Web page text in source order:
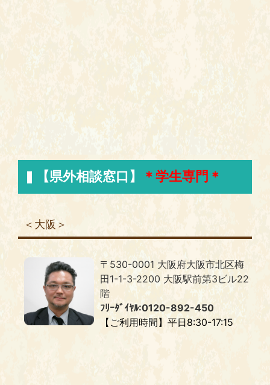
【県外相談窓口】 ＊学生専門＊
＜大阪＞
〒530-0001 大阪府大阪市北区梅
田1-1-3-2200 大阪駅前第3ビル22
階
ﾌﾘｰﾀﾞｲﾔﾙ:0120-892-450
【ご利用時間】平日8:30-17:15